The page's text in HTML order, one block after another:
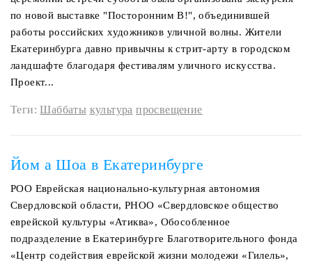
по новой выставке "Посторонним В!", объединившей
работы российских художников уличной волны. Жители
Екатеринбурга давно привычны к стрит-арту в городском
ландшафте благодаря фестивалям уличного искусства.
Проект...
Теги:Шаббаты культура просвещение
Йом а Шоа в Екатеринбурге
РОО Еврейская национально-культурная автономия
Свердловской области, РНОО «Свердловское общество
еврейской культуры «Атиква», Обособленное
подразделение в Екатеринбурге Благотворительного фонда
«Центр содействия еврейской жизни молодежи «Гилель»,